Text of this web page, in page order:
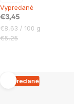
Vypredané
€3,45
Jednotková
cena:
€8,63 / 100 g
€5,25
Vypredané